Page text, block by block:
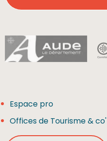
Espace pro
Offices de Tourisme & co'